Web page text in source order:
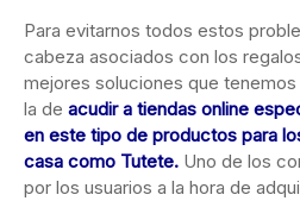
Para evitarnos todos estos
cabeza asociados con los
mejores soluciones que
la de acudir a tiendas online
en este tipo de productos para
casa como Tutete. Uno de los
por los usuarios a la hora de